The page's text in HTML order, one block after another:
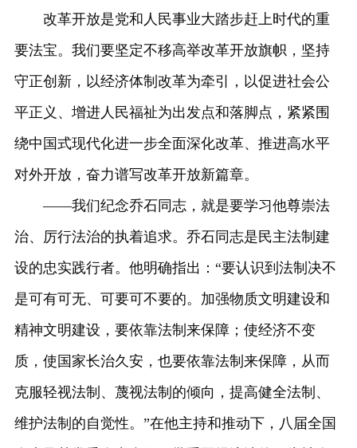
改革开放是党和人民事业大踏步赶上时代的重
要法宝。我们要坚定不移高举改革开放旗帜，坚持
守正创新，以经济体制改革为牵引，以促进社会公
平正义、增进人民福祉为出发点和落脚点，紧紧围
绕中国式现代化进一步全面深化改革、推进高水平
对外开放，奋力谱写改革开放新篇章。
——我们纪念乔石同志，就是要学习他尊崇法
治、厉行法治的执着追求。乔石同志是民主法制建
设的忠实践行者。他明确指出：“要认识到法制决不
是可有可无、可要可不要的。加强物质文明建设和
精神文明建设，要依靠法制来保障；使经济不变
质，使国家长治久安，也要依靠法制来保障，从而
克服轻视法制、蔑视法制的倾向，提高健全法制、
维护法制的自觉性。”在他主持和推动下，八届全国